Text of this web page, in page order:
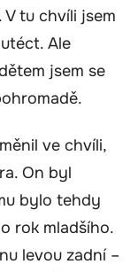
tu chvíli jsem
Ale
jsem se
ve chvíli,
On byl
bylo tehdy
rok mladšího.
levou zadní –